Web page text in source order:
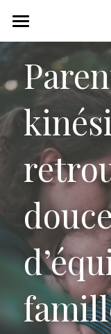
Elodie Luc -
A propos
Le cabinet à
Bon cadeau
Avis
Contact
Entreprises
Blog